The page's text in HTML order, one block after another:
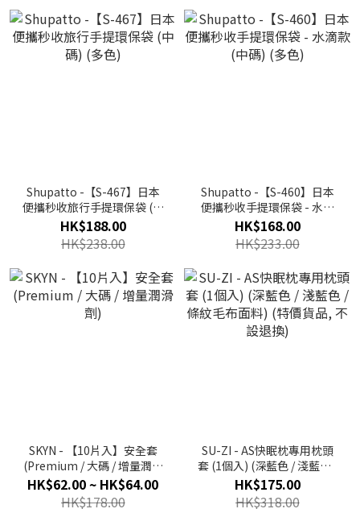
Shupatto -【S-467】日本
便攜秒收旅行手提環保袋 (中
碼) (多色)
HK$188.00
HK$238.00
Shupatto -【S-460】日本
便攜秒收手提環保袋 - 水滴
款 (中碼) (多色)
HK$168.00
HK$233.00
SKYN - 【10片入】安全套
(Premium / 大碼 / 增量潤滑
劑)
HK$62.00 ~ HK$64.00
HK$178.00
SU-ZI - AS快眠枕專用枕頭
套 (1個入) (深藍色 / 淺藍色 /
條紋毛布面料) (特價貨品, 不
設退換)
HK$175.00
HK$318.00